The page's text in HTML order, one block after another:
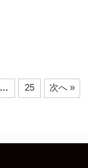
… 25 次へ »